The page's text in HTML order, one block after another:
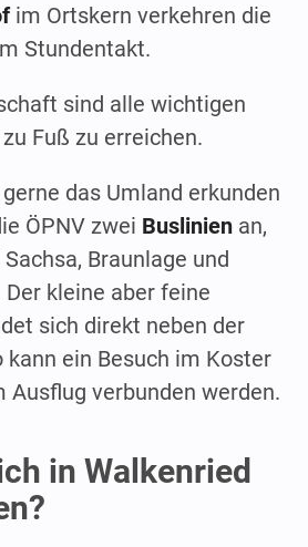
im Ortskern verkehren die
Stundentakt.
sind alle wichtigen
Fuß zu erreichen.
das Umland erkunden
ÖPNV zwei Buslinien an,
Braunlage und
kleine aber feine
sich direkt neben der
kann ein Besuch im Koster
verbunden werden.
in Walkenried